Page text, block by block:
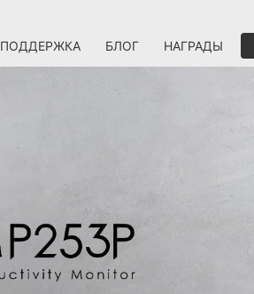
ПОДДЕРЖКА БЛОГ НАГРАДЫ